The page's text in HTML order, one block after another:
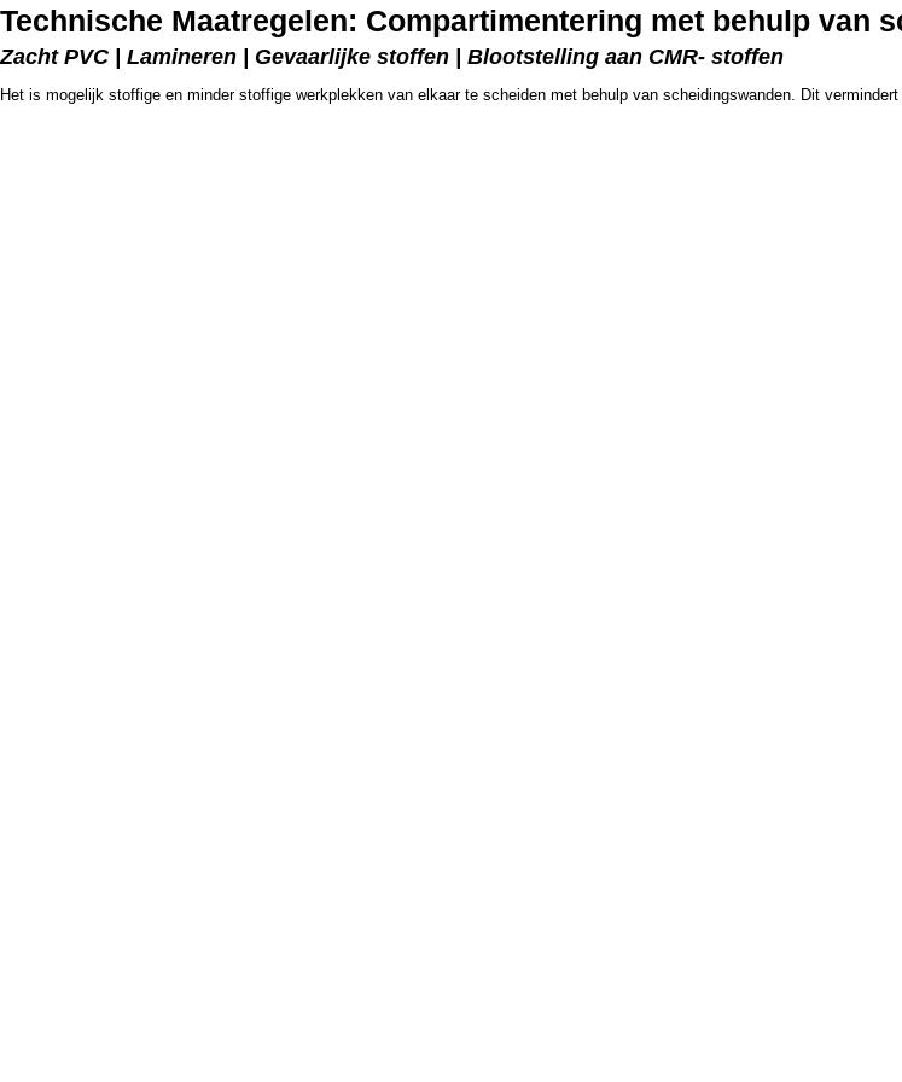
Technische Maatregelen: Compartimentering met behulp van
Zacht PVC | Lamineren | Gevaarlijke stoffen | Blootstelling aan CMR- stoffen
Het is mogelijk stoffige en minder stoffige werkplekken van elkaar te scheiden met behulp van scheidingswanden. Dit